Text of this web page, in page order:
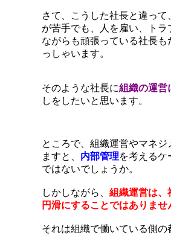
さて、こうした社長と違って
が苦手でも、人を雇い、トラ
ながらも頑張っている社長も
っしゃいます。
そのような社長に組織の運営
しをしたいと思います。
ところで、組織運営やマネジ
ますと、 内部管理を考えるケ
ではないでしょうか。
しかしながら、 組織運営は、
円滑にすることではありませ
それは組織で働いている側の